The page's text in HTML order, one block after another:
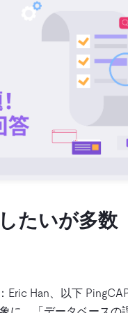
たいが多数
Han、以下